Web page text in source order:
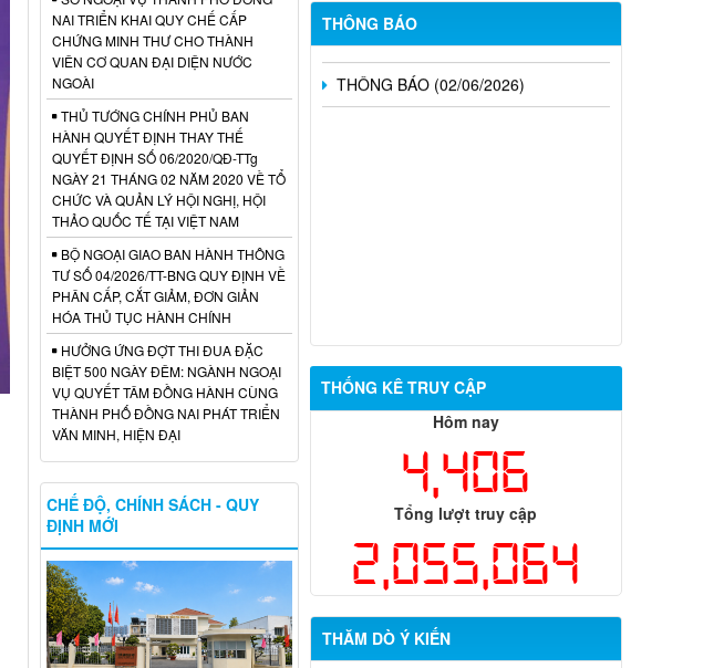
THÔNG BÁO
NAI
THÔNG BÁO (02/06/2026)
THỐNG KÊ TRUY CẬP
Hôm nay
4,406
Tổng lượt truy cập
2,055,064
THĂM DÒ Ý KIẾN
NAI TRIỂN KHAI QUY CHẾ CẤP
CHỨNG MINH THƯ CHO THÀNH
VIÊN CƠ QUAN ĐẠI DIỆN NƯỚC
NGOÀI
THỦ TƯỚNG CHÍNH PHỦ BAN
HÀNH QUYẾT ĐỊNH THAY THẾ
QUYẾT ĐỊNH SỐ 06/2020/QĐ-TTg
NGÀY 21 THÁNG 02 NĂM 2020 VỀ TỔ
CHỨC VÀ QUẢN LÝ HỘI NGHỊ, HỘI
THẢO QUỐC TẾ TẠI VIỆT NAM
BỘ NGOẠI GIAO BAN HÀNH THÔNG
TƯ SỐ 04/2026/TT-BNG QUY ĐỊNH VỀ
PHÂN CẤP, CẮT GIẢM, ĐƠN GIẢN
HÓA THỦ TỤC HÀNH CHÍNH
HƯỞNG ỨNG ĐỢT THI ĐUA ĐẶC
BIỆT 500 NGÀY ĐÊM: NGÀNH NGOẠI
VỤ QUYẾT TÂM ĐỒNG HÀNH CÙNG
THÀNH PHỐ ĐỒNG NAI PHÁT TRIỂN
VĂN MINH, HIỆN ĐẠI
CHẾ ĐỘ, CHÍNH SÁCH - QUY
ĐỊNH MỚI